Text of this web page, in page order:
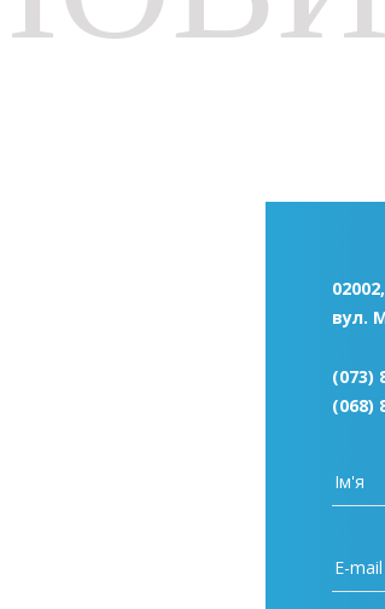
вул.
(073)
(068)